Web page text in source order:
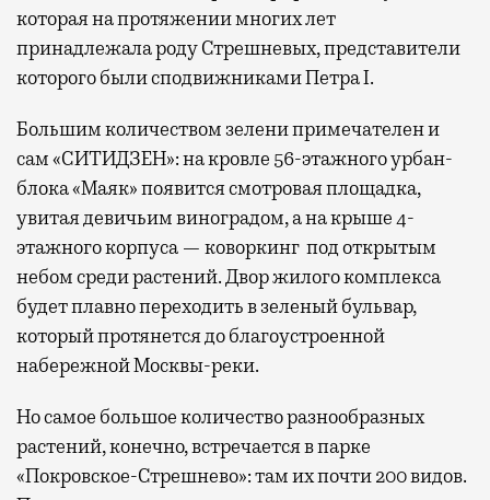
которая на протяжении многих лет
принадлежала роду Стрешневых, представители
которого были сподвижниками Петра I.
Большим количеством зелени примечателен и
сам «СИТИДЗЕН»: на кровле 56-этажного урбан-
блока «Маяк» появится смотровая площадка,
увитая девичьим виноградом, а на крыше 4-
этажного корпуса — коворкинг под открытым
небом среди растений. Двор жилого комплекса
будет плавно переходить в зеленый бульвар,
который протянется до благоустроенной
набережной Москвы-реки.
Но самое большое количество разнообразных
растений, конечно, встречается в парке
«Покровское-Стрешнево»: там ихпочти 200 видов.